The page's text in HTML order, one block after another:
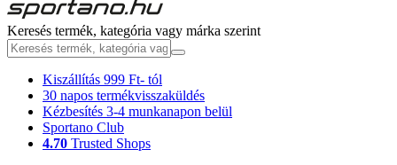
Keresés termék, kategória vagy márka szerint
Kiszállítás 999 Ft- tól
30 napos termékvisszaküldés
Kézbesítés 3-4 munkanapon belül
Sportano Club
4.70 Trusted Shops